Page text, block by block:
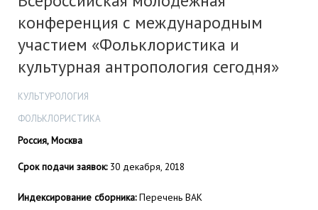
конференция с международным
участием «Фольклористика и
культурная антропология сегодня»
КУЛЬТУРОЛОГИЯ
ФОЛЬКЛОРИСТИКА
Россия, Москва
Срок подачи заявок:30 декабря, 2018
Индексирование сборника:Перечень ВАК